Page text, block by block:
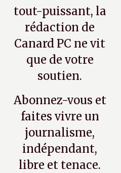
tout-puissant, la
rédaction de
Canard PC ne vit
que de votre
soutien.
Abonnez-vous et
faites vivre un
journalisme,
indépendant,
libre et tenace.